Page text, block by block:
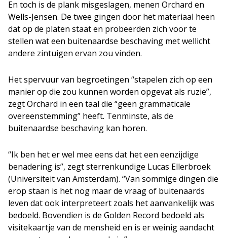
En toch is de plank misgeslagen, menen Orchard en
Wells-Jensen. De twee gingen door het materiaal heen
dat op de platen staat en probeerden zich voor te
stellen wat een buitenaardse beschaving met wellicht
andere zintuigen ervan zou vinden.
Het spervuur van begroetingen “stapelen zich op een
manier op die zou kunnen worden opgevat als ruzie”,
zegt Orchard in een taal die “geen grammaticale
overeenstemming” heeft. Tenminste, als de
buitenaardse beschaving kan horen.
“Ik ben het er wel mee eens dat het een eenzijdige
benadering is”, zegt sterrenkundige Lucas Ellerbroek
(Universiteit van Amsterdam). “Van sommige dingen die
erop staan is het nog maar de vraag of buitenaards
leven dat ook interpreteert zoals het aanvankelijk was
bedoeld. Bovendien is de Golden Record bedoeld als
visitekaartje van de mensheid en is er weinig aandacht